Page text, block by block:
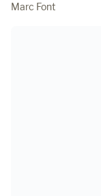
Marc Font